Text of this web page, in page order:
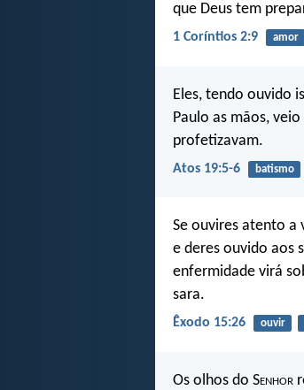
que Deus tem
1 Coríntios 2:9 amor
Eles, tendo ouvido
Paulo as mãos,
profetizavam.
Atos 19:5-6 batismo
Se ouvires atento a
e deres ouvido aos
enfermidade virá
sara.
Êxodo 15:26 ouvir
Os olhos do Senhor